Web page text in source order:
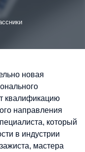
новая
квалификацию
направления
который
в индустрии
мастера